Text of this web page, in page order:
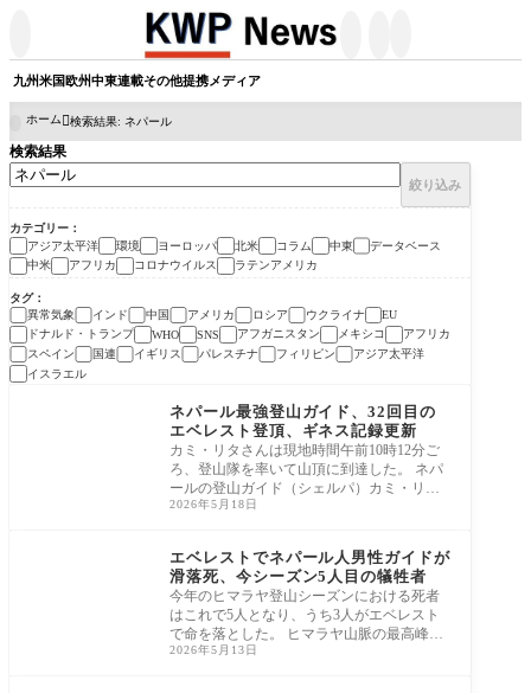
九州米国欧州中東連載その他提携メディア
ホーム 検索結果: ネパール
検索結果
絞り込み
カテゴリー
アジア太平洋
環境 ヨーロッパ 北米 コラム 中東
データベース
中米
アフリカ コロナウイルス ラテンアメリカ
タグ
異常気象
インド 中国 アメリカ ロシア ウクライナ
EU
ドナルド・トランプ
WHO SNS アフガニスタン メキシコ
アフリカ
スペイン
国連 イギリス パレスチナ フィリピン
アジア太平洋
イスラエル
ネパール最強登山ガイド、32回目の
エベレスト登頂、ギネス記録更新
カミ・リタさんは現地時間午前10時12分ご
ろ、登山隊を率いて山頂に到達した。 ネパ
ールの登山ガイド（シェルパ）カミ・リ
タ・シェ
2026年5月18日
エベレストでネパール人男性ガイドが
滑落死、今シーズン5人目の犠牲者
今年のヒマラヤ登山シーズンにおける死者
はこれで5人となり、うち3人がエベレスト
で命を落とした。 ヒマラヤ山脈の最高峰エ
ベレス
2026年5月13日